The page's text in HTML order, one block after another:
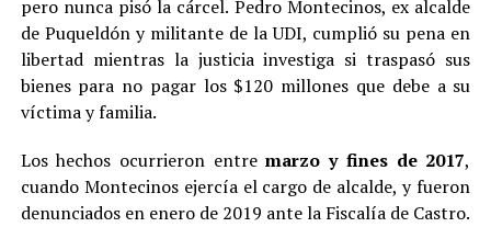
pero nunca pisó la cárcel. Pedro Montecinos, ex alcalde
de Puqueldón y militante de la UDI, cumplió su pena en
libertad mientras la justicia investiga si traspasó sus
bienes para no pagar los $120 millones que debe a su
víctima y familia.
Los hechos ocurrieron entremarzo y fines de 2017,
cuando Montecinos ejercía el cargo de alcalde, y fueron
denunciados en enero de 2019 ante la Fiscalía de Castro.